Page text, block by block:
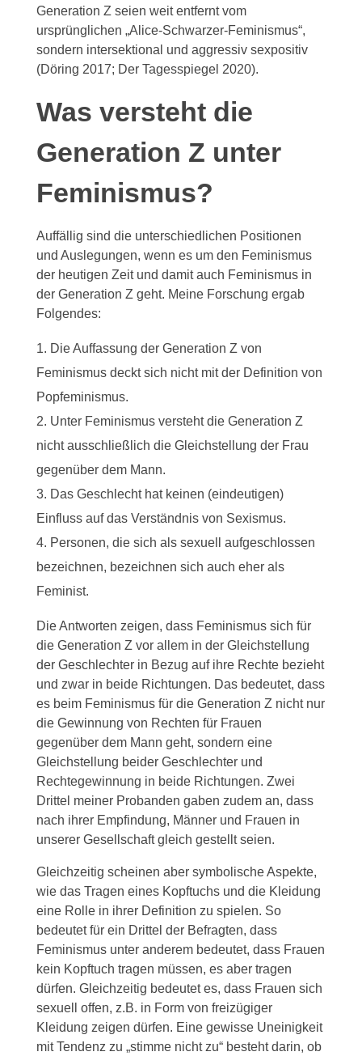
Generation Z seien weit entfernt vom
ursprünglichen „Alice-Schwarzer-Feminismus“,
sondern intersektional und aggressiv sexpositiv
(Döring 2017; Der Tagesspiegel 2020).
Was versteht die
Generation Z unter
Feminismus?
Auffällig sind die unterschiedlichen Positionen
und Auslegungen, wenn es um den Feminismus
der heutigen Zeit und damit auch Feminismus in
der Generation Z geht. Meine Forschung ergab
Folgendes:
Die Auffassung der Generation Z von
Feminismus deckt sich nicht mit der Definition von
Popfeminismus.
Unter Feminismus versteht die Generation Z
nicht ausschließlich die Gleichstellung der Frau
gegenüber dem Mann.
Das Geschlecht hat keinen (eindeutigen)
Einfluss auf das Verständnis von Sexismus.
Personen, die sich als sexuell aufgeschlossen
bezeichnen, bezeichnen sich auch eher als
Feminist.
Die Antworten zeigen, dass Feminismus sich für
die Generation Z vor allem in der Gleichstellung
der Geschlechter in Bezug auf ihre Rechte bezieht
und zwar in beide Richtungen. Das bedeutet, dass
es beim Feminismus für die Generation Z nicht nur
die Gewinnung von Rechten für Frauen
gegenüber dem Mann geht, sondern eine
Gleichstellung beider Geschlechter und
Rechtegewinnung in beide Richtungen. Zwei
Drittel meiner Probanden gaben zudem an, dass
nach ihrer Empfindung, Männer und Frauen in
unserer Gesellschaft gleich gestellt seien.
Gleichzeitig scheinen aber symbolische Aspekte,
wie das Tragen eines Kopftuchs und die Kleidung
eine Rolle in ihrer Definition zu spielen. So
bedeutet für ein Drittel der Befragten, dass
Feminismus unter anderem bedeutet, dass Frauen
kein Kopftuch tragen müssen, es aber tragen
dürfen. Gleichzeitig bedeutet es, dass Frauen sich
sexuell offen, z.B. in Form von freizügiger
Kleidung zeigen dürfen. Eine gewisse Uneinigkeit
mit Tendenz zu „stimme nicht zu“ besteht darin, ob